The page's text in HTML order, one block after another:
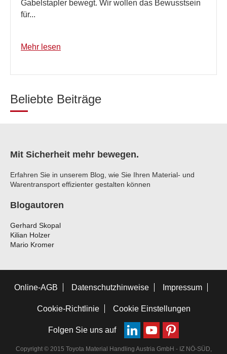
Gabelstapler bewegt. Wir wollen das Bewusstsein
für...
Mehr lesen
Beliebte Beiträge
Mit Sicherheit mehr bewegen.
Erfahren Sie in unserem Blog, wie Sie Ihren Material- und
Warentransport effizienter gestalten können
Blogautoren
Gerhard Skopal
Kilian Holzer
Mario Kromer
Online-AGB Datenschutzhinweise Impressum
Cookie-Richtlinie Cookie Einstellungen
Folgen Sie uns auf
Copyright © 2015 Toyota Material Handling Austria GmbH - IZ NÖ-SÜD,